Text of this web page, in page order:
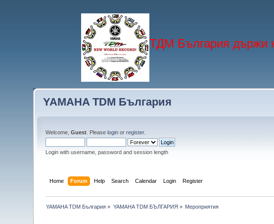
ТДМ България държи
YAMAHA TDM България
Welcome,Guest . Pleaselogin orregister.
Login with username, password and session length
Home Forum Help Search Calendar Login Register
YAMAHA TDM България » YAMAHA TDM БЪЛГАРИЯ » Мероприятия